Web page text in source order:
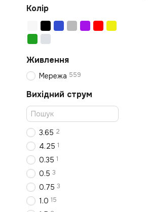
Колір
Живлення
Мережа 559
Вихідний струм
3.65 2
4.25 1
0.35 1
0.5 3
0.75 3
1.0 15